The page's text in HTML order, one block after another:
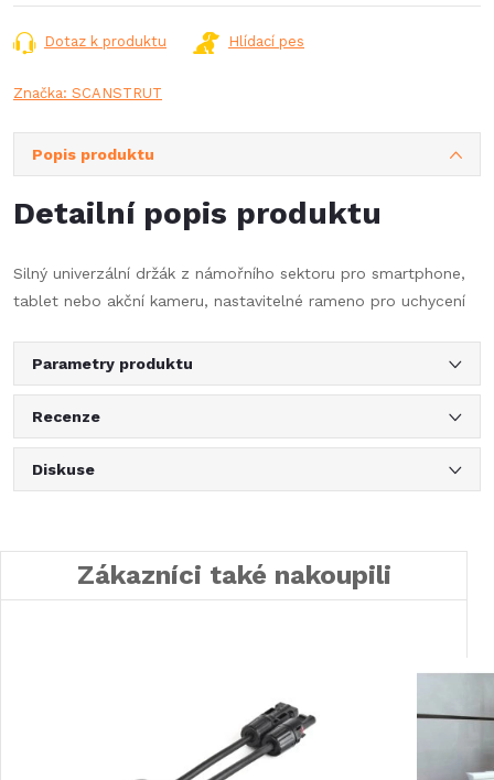
Dotaz k produktu Hlídací pes
Značka: SCANSTRUT
Popis produktu
Detailní popis produktu
Silný univerzální držák z námořního sektoru pro smartphone,
tablet nebo akční kameru, nastavitelné rameno pro uchycení
Parametry produktu
Recenze
Diskuse
Zákazníci také nakoupili